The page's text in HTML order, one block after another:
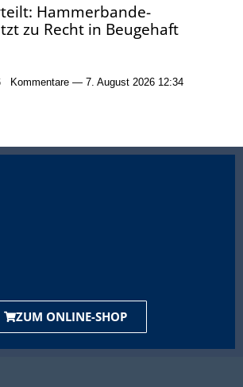
Hammerbande-
zu Recht in Beugehaft
Kommentare — 7. August 2026 12:34
ZUM ONLINE-SHOP